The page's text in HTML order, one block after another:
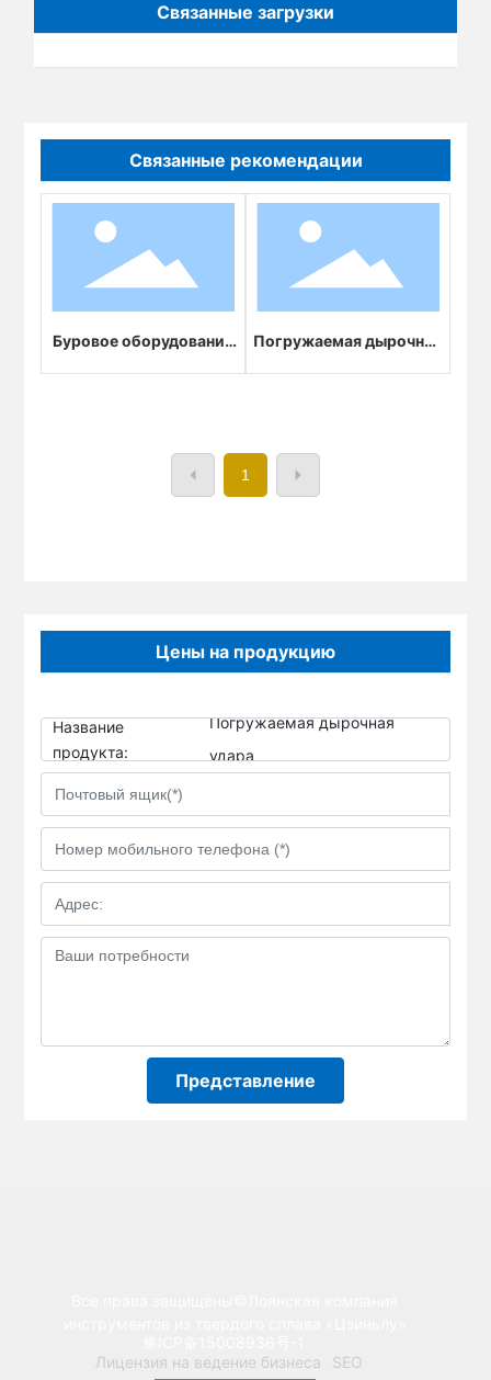
Связанные загрузки
Связанные рекомендации
Буровое оборудование
PDC
Погружаемая дырочная
удара
1
Цены на продукцию
Название
продукта:
Погружаемая дырочная
удара
Представление
Лицензия на ведение бизнеса
SEO